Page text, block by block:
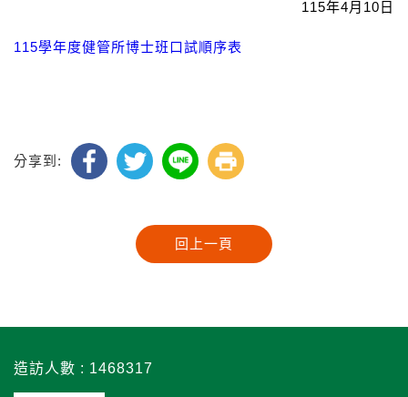
115年4月10日
115學年度健管所博士班口試順序表
分享到:
造訪人數 : 1468317